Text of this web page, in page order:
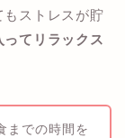
もストレスが貯
ってリラックス
までの時間を